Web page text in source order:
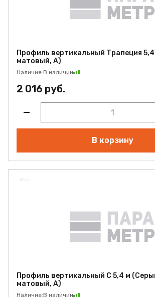
Профиль вертикальный Трапеция
матовый, А)
Наличие:В наличии
2 016 руб.
В корзину
Профиль вертикальный С 5,4 м
матовый, А)
Наличие:В наличии